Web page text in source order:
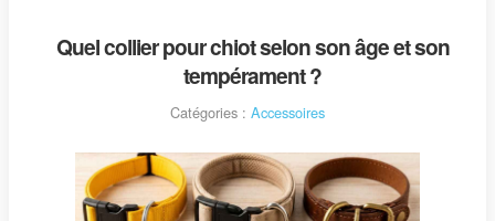
Quel collier pour chiot selon son âge et son
tempérament ?
Catégories : Accessoires